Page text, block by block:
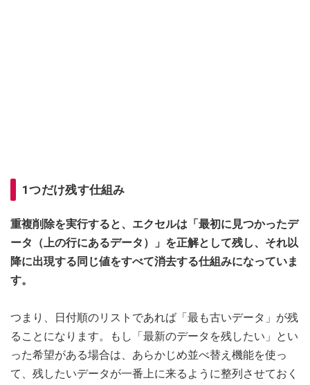
1つだけ残す仕組み
重複削除を実行すると、エクセルは「最初に見つかったデ
ータ（上の行にあるデータ）」を正解として残し、それ以
降に出現する同じ値をすべて消去する仕組みになっていま
す。
つまり、日付順のリストであれば「最も古いデータ」が残
ることになります。もし「最新のデータを残したい」とい
った希望がある場合は、あらかじめ並べ替え機能を使っ
て、残したいデータが一番上に来るように整列させておく